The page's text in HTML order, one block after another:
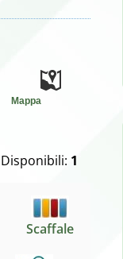
Mappa
Disponibili: 1
Scaffale